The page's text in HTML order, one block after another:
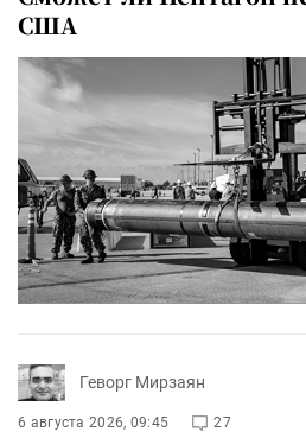
США
Геворг Мирзаян
6 августа 2026, 09:45 27